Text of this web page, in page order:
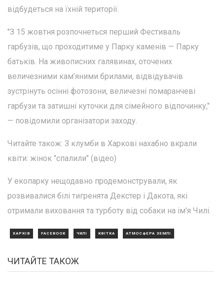
відбудеться на їхній території.
"З 15 жовтня розпочнеться перший Фестиваль
гарбузів, що проходитиме у Парку каменів — Парку
батьків. На живописних галявинах, оточених
величезними кам’яними брилами, відвідувачів
зустрінуть осінні фотозони, величезні помаранчеві
гарбузи та затишні куточки для сімейного відпочинку,"
— повідомили організатори заходу.
Читайте також: З клумби в Харкові нахабно вкрали
квіти: жінок "спалили" (відео)
У екопарку нещодавно продемонстрували, як
розвивалися білі тигренята Декстер і Дакота, які
отримали виховання та турботу від собаки на ім'я Чилі.
ХАРКІВ FACEBOOK ЧИЛІ КВІТКА АТМОСФЕРА ЗЕМЛІ
ЧИТАЙТЕ ТАКОЖ